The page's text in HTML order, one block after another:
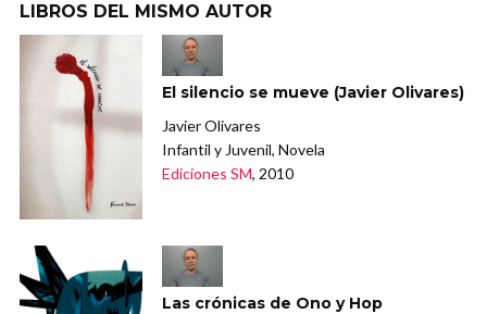
LIBROS DEL MISMO AUTOR
El silencio se mueve (Javier Olivares)
Javier Olivares
Infantil y Juvenil, Novela
Ediciones SM, 2010
Las crónicas de Ono y Hop